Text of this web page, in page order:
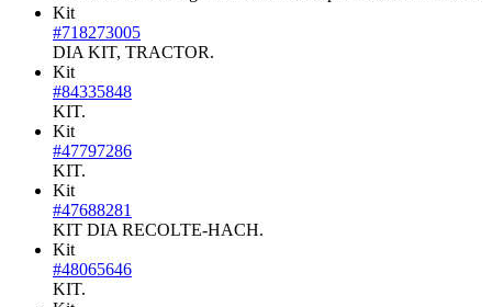
Kit
#718273005
DIA KIT, TRACTOR.
Kit
#84335848
KIT.
Kit
#47797286
KIT.
Kit
#47688281
KIT DIA RECOLTE-HACH.
Kit
#48065646
KIT.